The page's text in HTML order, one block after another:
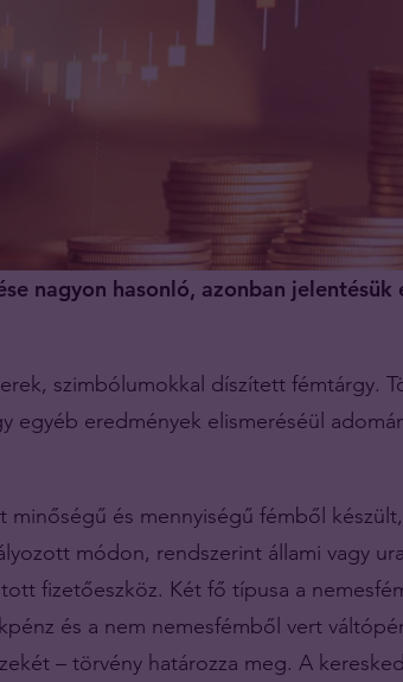
nagyon hasonló, azonban jelentésük
szimbólumokkal díszített fémtárgy.
egyéb eredmények elismeréséül
minőségű és mennyiségű fémből
módon, rendszerint állami vagy
fizetőeszköz. Két fő típusa a
és a nem nemesfémből vert
– törvény határozza meg. A